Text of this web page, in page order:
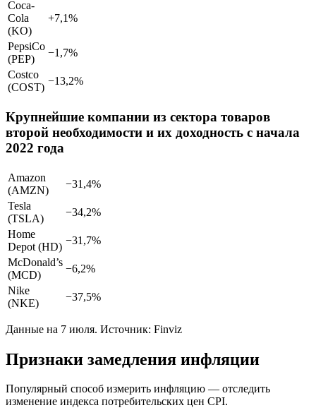
Coca-
Cola
(KO)
+7,1%
PepsiCo
(PEP)
−1,7%
Costco
(COST)
−13,2%
Крупнейшие компании из сектора товаров
второй необходимости и их доходность с начала
2022 года
Amazon
(AMZN)
−31,4%
Tesla
(TSLA)
−34,2%
Home
Depot (HD)
−31,7%
McDonald’s
(MCD)
−6,2%
Nike
(NKE)
−37,5%
Данные на 7 июля. Источник: Finviz
Признаки замедления инфляции
Популярный способ измерить инфляцию — отследить
изменение индекса потребительских цен CPI.